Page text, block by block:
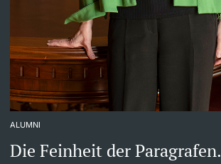
ALUMNI
Die Feinheit der Paragrafen.